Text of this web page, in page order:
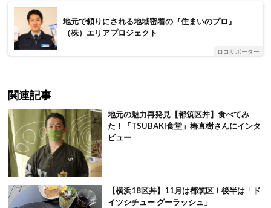
地元で頼りにされる地域密着の『住まいのプロ』
（株）エリアプロジェクト
ロコサポーター
関連記事
地元の魅力再発見【都筑区丼】食べてみ
た！「TSUBAKI食堂」椿直樹さんにインタ
ビュー
【横浜18区丼】11月は都筑区！後半は「ド
イツシチュー グーラッシュ」